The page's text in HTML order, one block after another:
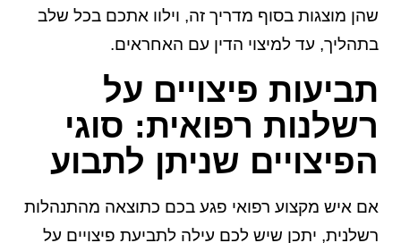
שהן מוצגות בסוף מדריך זה, וילוו אתכם בכל שלב
בתהליך, עד למיצוי הדין עם האחראים.
תביעות פיצויים על
רשלנות רפואית: סוגי
הפיצויים שניתן לתבוע
אם איש מקצוע רפואי פגע בכם כתוצאה מהתנהלות
רשלנית, יתכן שיש לכם עילה לתביעת פיצויים על